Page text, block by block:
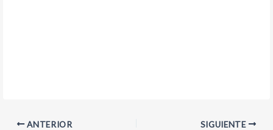
ANTERIOR SIGUIENTE